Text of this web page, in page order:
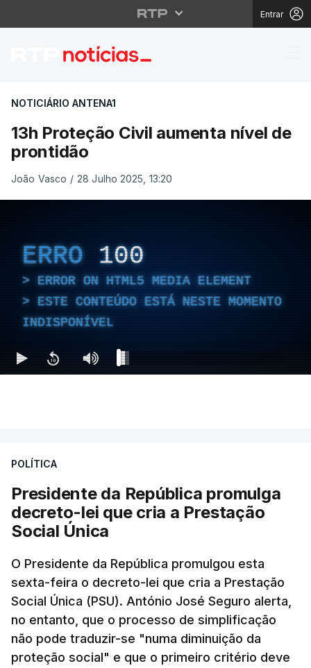
Entrar
13h Proteção Civil
NOTICIÁRIO ANTENA1
13h Proteção Civil aumenta nível de
prontidão
João Vasco / 28 Julho 2025, 13:20
ERRO 100
ERROR ON HTML5 MEDIA ELEMENT
ESTE CONTEÚDO ESTÁ NESTE MOMENTO
INDISPONÍVEL
POLÍTICA
Presidente da República promulga
decreto-lei que cria a Prestação
Social Única
O Presidente da República promulgou esta
sexta-feira o decreto-lei que cria a Prestação
Social Única (PSU). António José Seguro alerta,
no entanto, que o processo de simplificação
não pode traduzir-se "numa diminuição da
proteção social" e que o primeiro critério deve